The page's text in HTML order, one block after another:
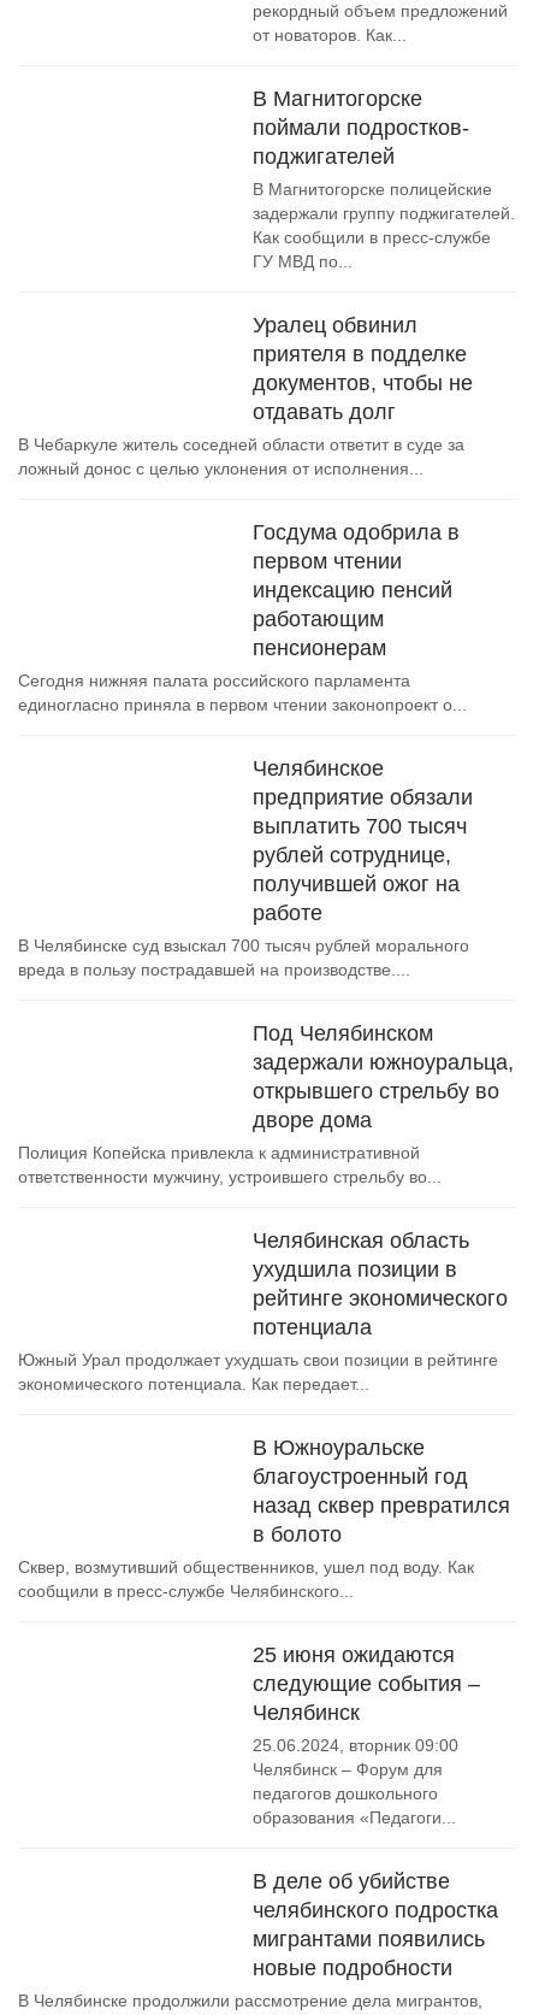
рекордный объем предложений
от новаторов. Как...
В Магнитогорске
поймали подростков-
поджигателей
В Магнитогорске полицейские
задержали группу поджигателей.
Как сообщили в пресс-службе
ГУ МВД по...
Уралец обвинил
приятеля в подделке
документов, чтобы не
отдавать долг
В Чебаркуле житель соседней области ответит в суде за
ложный донос с целью уклонения от исполнения...
Госдума одобрила в
первом чтении
индексацию пенсий
работающим
пенсионерам
Сегодня нижняя палата российского парламента
единогласно приняла в первом чтении законопроект о...
Челябинское
предприятие обязали
выплатить 700 тысяч
рублей сотруднице,
получившей ожог на
работе
В Челябинске суд взыскал 700 тысяч рублей морального
вреда в пользу пострадавшей на производстве....
Под Челябинском
задержали южноуральца,
открывшего стрельбу во
дворе дома
Полиция Копейска привлекла к административной
ответственности мужчину, устроившего стрельбу во...
Челябинская область
ухудшила позиции в
рейтинге экономического
потенциала
Южный Урал продолжает ухудшать свои позиции в рейтинге
экономического потенциала. Как передает...
В Южноуральске
благоустроенный год
назад сквер превратился
в болото
Сквер, возмутивший общественников, ушел под воду. Как
сообщили в пресс-службе Челябинского...
25 июня ожидаются
следующие события –
Челябинск
25.06.2024, вторник 09:00
Челябинск – Форум для
педагогов дошкольного
образования «Педагоги...
В деле об убийстве
челябинского подростка
мигрантами появились
новые подробности
В Челябинске продолжили рассмотрение дела мигрантов,